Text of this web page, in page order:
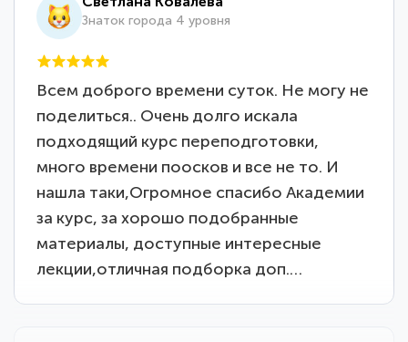
Знаток города 4 уровня
Всем доброго времени суток. Не могу не
поделиться.. Очень долго искала
подходящий курс переподготовки,
много времени поосков и все не то. И
нашла таки,Огромное спасибо Академии
за курс, за хорошо подобранные
материалы, доступные интересные
лекции,отличная подборка доп.…